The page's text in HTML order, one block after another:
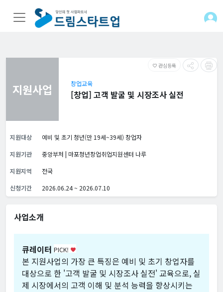
favorite_border 관심등록
지원사업 창업교육
[창업] 고객 발굴 및 시장조사 실전
지원대상
예비 및 초기 청년(만 19세~39세) 창업자
지원기관
중앙부처 | 마포청년창업취업지원센터 나루
지원지역
전국
신청기간
2026.06.24 ~ 2026.07.10
사업소개
큐레이터 PICK! favorite
본 지원사업의 가장 큰 특징은 예비 및 초기 창업자를
대상으로 한 '고객 발굴 및 시장조사 실전' 교육으로, 실
제 시장에서의 고객 이해 및 분석 능력을 향상시키는